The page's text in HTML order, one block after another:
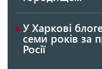
У Харкові
семи років за
Росії